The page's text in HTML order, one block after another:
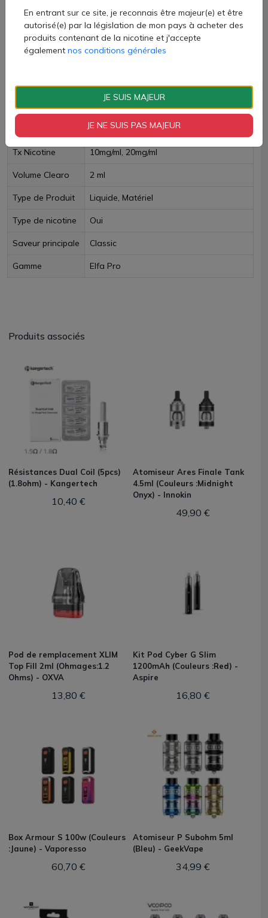
AJOUTER À MON PANIER
Paiement 100% sécurisé
Fiche technique
Tx Nicotine 10mg/ml, 20mg/ml
Volume Clearo 2 ml
Type de Produit Liquide, Matériel
Type de nicotine Oui
Saveur principale Classic
Gamme Elfa Pro
Produits associés
Résistances Dual Coil (5pcs)
(1.8ohm) - Kangertech
10,40 €
Atomiseur Ares Finale Tank
4.5ml (Couleurs :Midnight
Onyx) - Innokin
49,90 €
Pod de remplacement XLIM
Top Fill 2ml (Ohmages:1.2
Ohms) - OXVA
13,80 €
Kit Pod Cyber G Slim
1200mAh (Couleurs :Red) -
Aspire
16,80 €
Box Armour S 100w (Couleurs
:Jaune) - Vaporesso
60,70 €
Atomiseur P Subohm 5ml
(Bleu) - GeekVape
34,99 €
En entrant sur ce site, je reconnais être majeur(e) et être
autorisé(e) par la législation de mon pays à acheter des
produits contenant de la nicotine et j'accepte
également nos conditions générales
JE SUIS MAJEUR
JE NE SUIS PAS MAJEUR